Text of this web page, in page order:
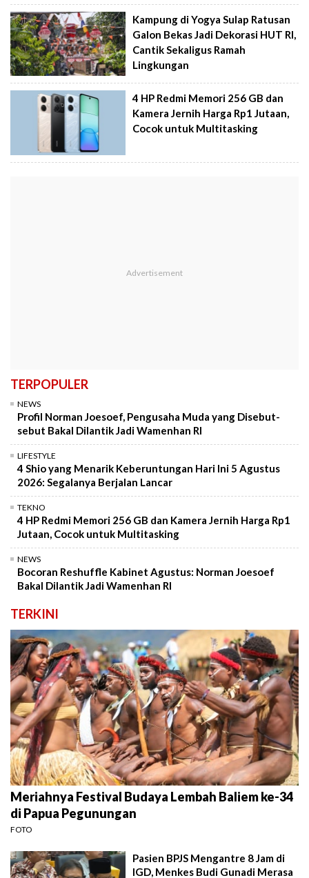
Kampung di Yogya Sulap Ratusan
Galon Bekas Jadi Dekorasi HUT RI,
Cantik Sekaligus Ramah
Lingkungan
4 HP Redmi Memori 256 GB dan
Kamera Jernih Harga Rp1 Jutaan,
Cocok untuk Multitasking
TERPOPULER
NEWS
Profil Norman Joesoef, Pengusaha Muda yang Disebut-
sebut Bakal Dilantik Jadi Wamenhan RI
LIFESTYLE
4 Shio yang Menarik Keberuntungan Hari Ini 5 Agustus
2026: Segalanya Berjalan Lancar
TEKNO
4 HP Redmi Memori 256 GB dan Kamera Jernih Harga Rp1
Jutaan, Cocok untuk Multitasking
NEWS
Bocoran Reshuffle Kabinet Agustus: Norman Joesoef
Bakal Dilantik Jadi Wamenhan RI
TERKINI
Meriahnya Festival Budaya Lembah Baliem ke-34
di Papua Pegunungan
FOTO
Pasien BPJS Mengantre 8 Jam di
IGD, Menkes Budi Gunadi Merasa